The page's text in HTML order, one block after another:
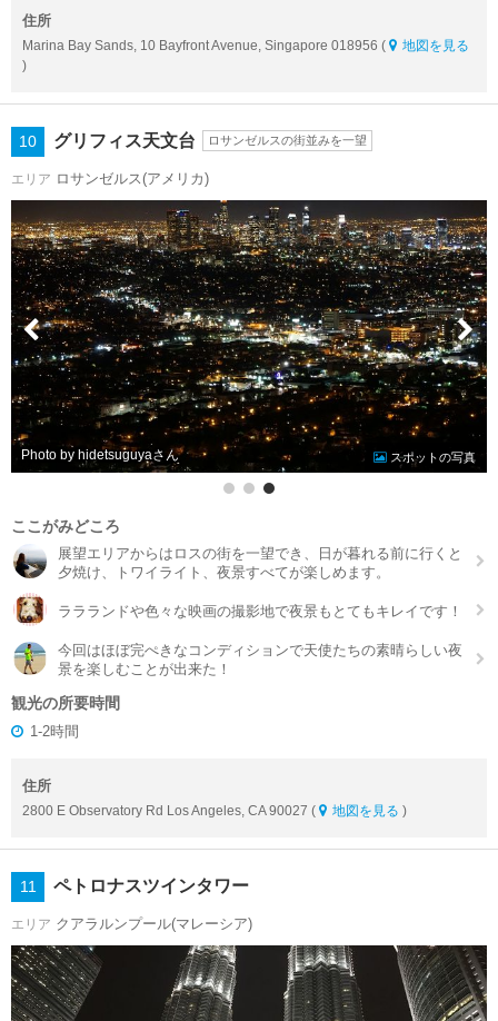
住所
Marina Bay Sands, 10 Bayfront Avenue, Singapore 018956 (
地図を見る
)
10 グリフィス天文台 ロサンゼルスの街並みを一望
エリア ロサンゼルス(アメリカ)
Photo by hidetsuguya スポットの写真
ここがみどころ
展望エリアからはロスの街を一望でき、日が暮れる前に行くと
夕焼け、トワイライト、夜景すべてが楽しめます。
ララランドや色々な映画の撮影地で夜景もとてもキレイです！
今回はほぼ完ぺきなコンディションで天使たちの素晴らしい夜
景を楽しむことが出来た！
観光の所要時間
1-2時間
住所
2800 E Observatory Rd Los Angeles, CA 90027 ( 地図を見る )
11 ペトロナスツインタワー
エリア クアラルンプール(マレーシア)